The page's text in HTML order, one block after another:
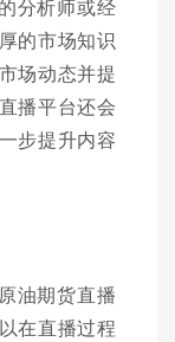
分析师或经
的市场知识
场动态并提
播平台还会
步提升内容
油期货直播
在直播过程